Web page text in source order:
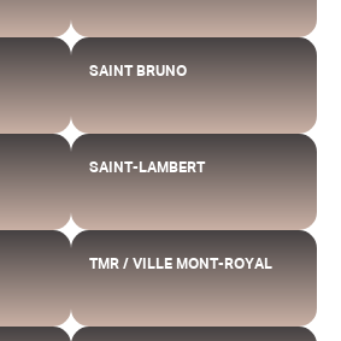
SAINT BRUNO
SAINT-LAMBERT
TMR / VILLE MONT-ROYAL